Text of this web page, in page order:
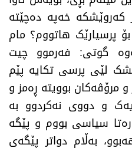
کەروێشکە خەپە دەچێتە
پرسیارێک هاتووم؟ مام
گوتی: فەرموو چیت
لێی پرسی تکایە پێم
و مرۆڤەکان بوویتە ڕەمز و
و دووی نەکردوو بە
سیاسی بووم و پێگە
بەڵام دواتر پێگەی